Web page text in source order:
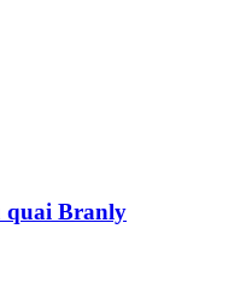
quai Branly